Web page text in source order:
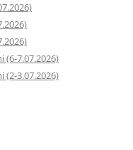
(6-7.07.2026)
(2-3.07.2026)